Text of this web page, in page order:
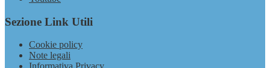
Sezione Link Utili
Cookie policy
Note legali